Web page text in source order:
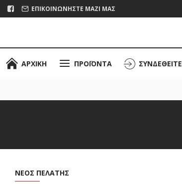
ΕΠΙΚΟΙΝΩΝΉΣΤΕ ΜΑΖΊ ΜΑΣ
ΑΡΧΙΚΉ ΠΡΟΪΌΝΤΑ ΣΥΝΔΕΘΕΊΤΕ
ΝΈΟΣ ΠΕΛΆΤΗΣ